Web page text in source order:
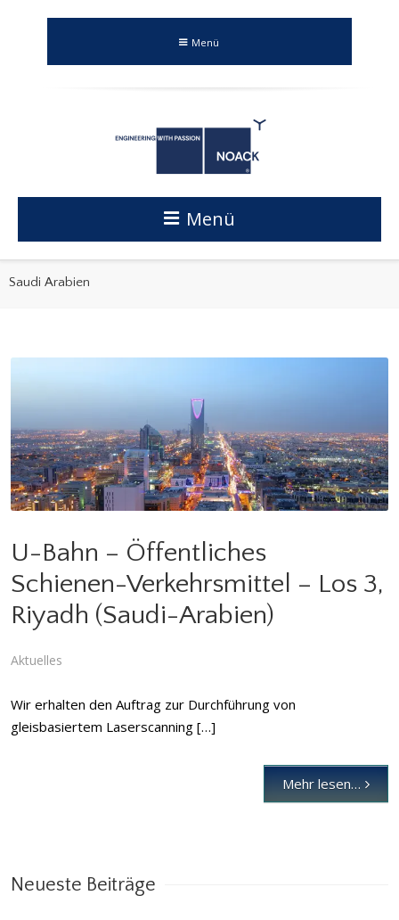
Menü
Menü
Saudi Arabien
U-Bahn – Öffentliches Schienen-Verkehrsmittel – Los 3,
Riyadh (Saudi-Arabien)
Aktuelles
U-Bahn – Öffentliches
Schienen-Verkehrsmittel – Los 3,
Riyadh (Saudi-Arabien)
Aktuelles
Wir erhalten den Auftrag zur Durchführung von
gleisbasiertem Laserscanning […]
Mehr lesen…
Neueste Beiträge